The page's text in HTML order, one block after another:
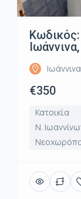
€350
Κατοικία
Ν.